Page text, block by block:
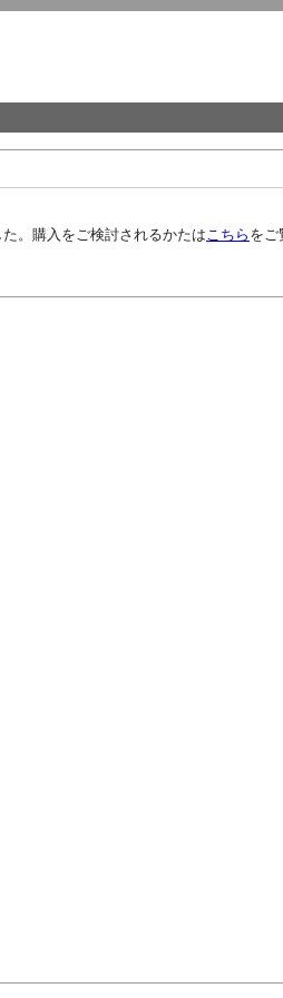
。購入をご検討されるかたはこちら をご